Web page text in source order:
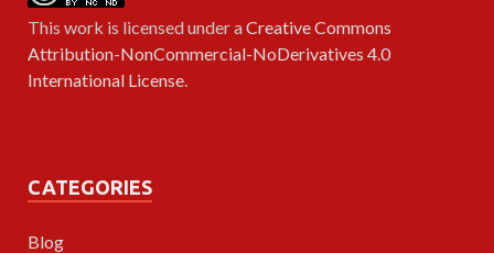
This work is licensed under aCreative Commons
Attribution-NonCommercial-NoDerivatives 4.0
International License.
CATEGORIES
Blog